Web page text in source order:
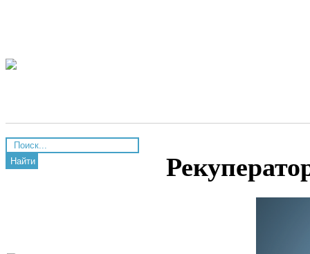
Найти